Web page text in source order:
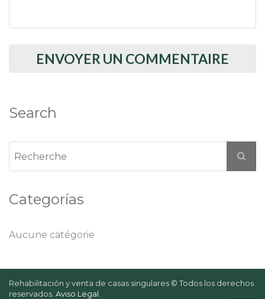
Search
Categorías
Aucune catégorie
Rehabilitación y venta de casas singulares © Todos los derechos
reservados. Aviso Legal